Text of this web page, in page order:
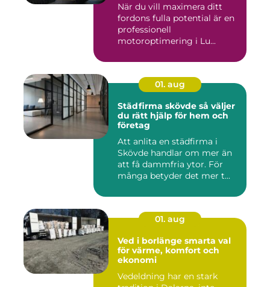
När du vill maximera ditt
fordons fulla potential är en
professionell
motoroptimering i Lu...
01. aug
Städfirma skövde så väljer
du rätt hjälp för hem och
företag
Att anlita en städfirma i
Skövde handlar om mer än
att få dammfria ytor. För
många betyder det mer t...
01. aug
Ved i borlänge smarta val
för värme, komfort och
ekonomi
Vedeldning har en stark